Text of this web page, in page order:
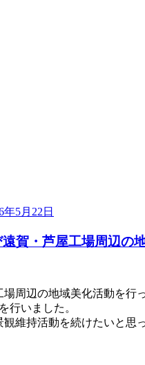
年5月22日
賀・芦屋工場周辺の
周辺の地域美化活動を行
行いました。
維持活動を続けたいと思